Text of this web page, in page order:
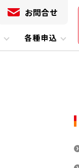
各種申込
お問合せ